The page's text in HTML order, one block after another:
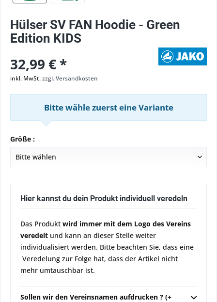
Hülser SV FAN Hoodie - Green
Edition KIDS
32,99 € *
inkl. MwSt.zzgl. Versandkosten
Bitte wähle zuerst eine Variante
Größe :
Hier kannst du dein Produkt individuell veredeln
Das Produkt wird immer mit dem Logo des Vereins
veredelt und kann an dieser Stelle weiter
individualisiert werden. Bitte beachten Sie, dass eine
Veredelung zur Folge hat, dass der Artikel nicht
mehr umtauschbar ist.
Sollen wir den Vereinsnamen aufdrucken ? (+